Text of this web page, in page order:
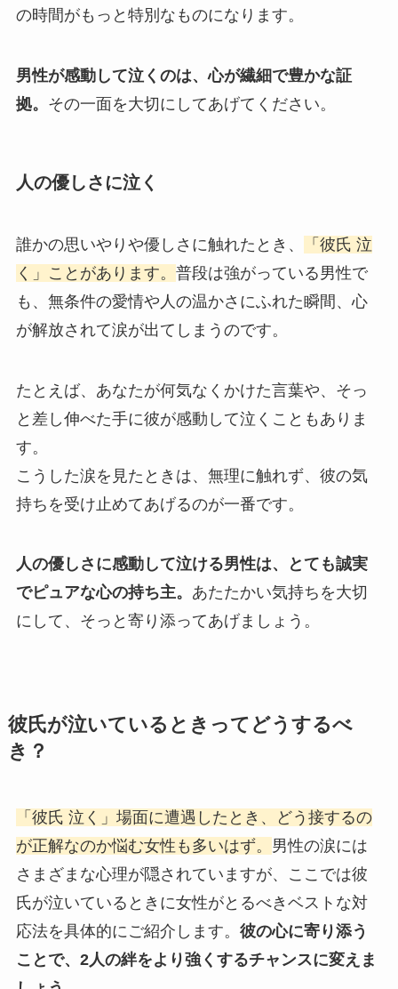
の時間がもっと特別なものになります。
男性が感動して泣くのは、心が繊細で豊かな証
拠。 その一面を大切にしてあげてください。
人の優しさに泣く
誰かの思いやりや優しさに触れたとき、
「彼氏 泣
く」ことがあります。 普段は強がっている男性で
も、無条件の愛情や人の温かさにふれた瞬間、心
が解放されて涙が出てしまうのです。
たとえば、あなたが何気なくかけた言葉や、そっ
と差し伸べた手に彼が感動して泣くこともありま
す。
こうした涙を見たときは、無理に触れず、彼の気
持ちを受け止めてあげるのが一番です。
人の優しさに感動して泣ける男性は、とても誠実
でピュアな心の持ち主。 あたたかい気持ちを大切
にして、そっと寄り添ってあげましょう。
彼氏が泣いているときってどうするべ
き？
「彼氏 泣く」場面に遭遇したとき、どう接するの
が正解なのか悩む女性も多いはず。 男性の涙には
さまざまな心理が隠されていますが、ここでは彼
氏が泣いているときに女性がとるべきベストな対
応法を具体的にご紹介します。 彼の心に寄り添う
ことで、2人の絆をより強くするチャンスに変えま